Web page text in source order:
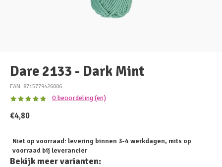
Dare 2133 - Dark Mint
EAN: 8715779426006
0 beoordeling (en)
€4,80
Niet op voorraad: levering binnen 3-4 werkdagen, mits op
voorraad bij leverancier
Bekijk meer varianten: